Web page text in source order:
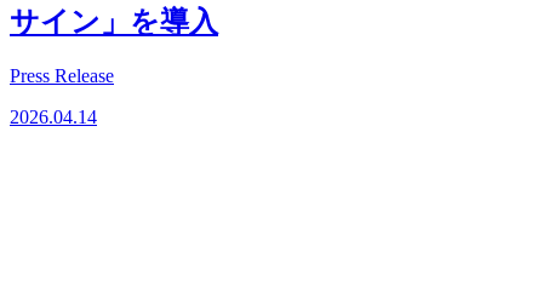
サイン」を導入
Press Release
2026.04.14